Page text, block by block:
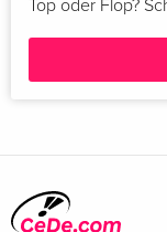
Top oder Flop?